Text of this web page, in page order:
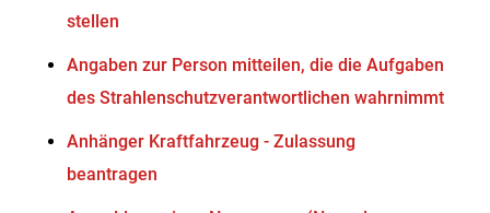
stellen
Angaben zur Person mitteilen, die die Aufgaben
des Strahlenschutzverantwortlichen wahrnimmt
Anhänger Kraftfahrzeug - Zulassung
beantragen